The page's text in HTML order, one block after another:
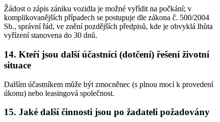
Žádost o zápis zániku vozidla je možné vyřídit na počkání; v
komplikovanějších případech se postupuje dle zákona č. 500/2004
Sb., správní řád, ve znění pozdějších předpisů, kde je obvyklá lhůta
vyřízení stanovena do 30 dnů.
14. Kteří jsou další účastníci (dotčení) řešení životní
situace
Dalším účastníkem může být zmocněnec (s plnou mocí k provedení
úkonu) nebo leasingová společnost.
15. Jaké další činnosti jsou po žadateli požadovány